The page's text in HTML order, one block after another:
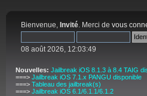
Bienvenue, Invité. Merci de vous
08 août 2026, 12:03:49
Nouvelles: Jailbreak iOS 8.1.3 à 8.4 TAIG
===> Jailbreak iOS 7.1.x PANGU disponible
===> Tableau des jailbreak(s)
===> Jailbreak iOS 6.1/6.1.1/6.1.2